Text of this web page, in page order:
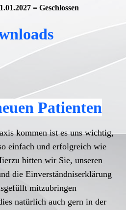
= Geschlossen
Patienten
kommen ist es uns wichtig,
einfach und erfolgreich wie
bitten wir Sie, unseren
die Einverständniserklärung
mitzubringen
natürlich auch gern in der